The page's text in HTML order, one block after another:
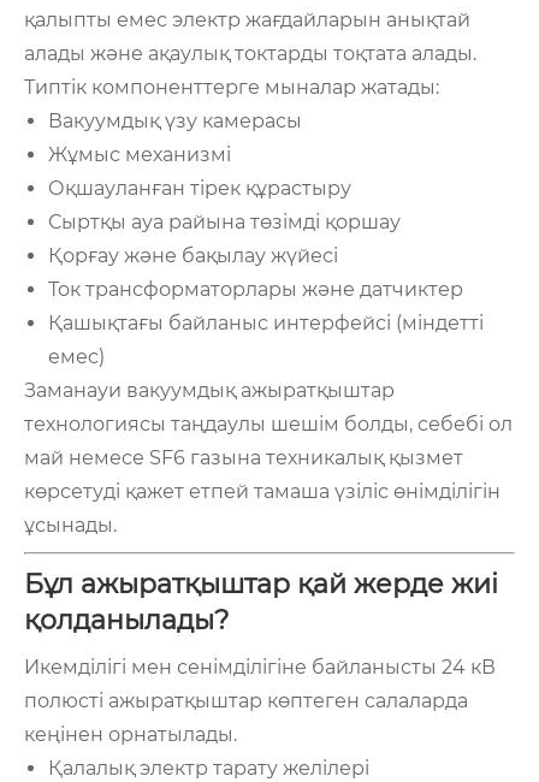
қалыпты емес электр жағдайларын анықтай
алады және ақаулық токтарды тоқтата алады.
Типтік компоненттерге мыналар жатады:
Вакуумдық үзу камерасы
Жұмыс механизмі
Оқшауланған тірек құрастыру
Сыртқы ауа райына төзімді қоршау
Қорғау және бақылау жүйесі
Ток трансформаторлары және датчиктер
Қашықтағы байланыс интерфейсі (міндетті
емес)
Заманауи вакуумдық ажыратқыштар
технологиясы таңдаулы шешім болды, себебі ол
май немесе SF6 газына техникалық қызмет
көрсетуді қажет етпей тамаша үзіліс өнімділігін
ұсынады.
Бұл ажыратқыштар қай жерде жиі
қолданылады?
Икемділігі мен сенімділігіне байланысты 24 кВ
полюсті ажыратқыштар көптеген салаларда
кеңінен орнатылады.
Қалалық электр тарату желілері